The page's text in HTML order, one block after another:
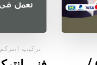
تركيب انتركم